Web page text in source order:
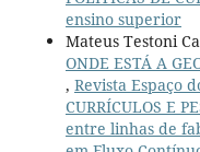
ensino superior
Mateus Testoni
ONDE ESTÁ A
, Revista Espaço
CURRÍCULOS E
entre linhas de